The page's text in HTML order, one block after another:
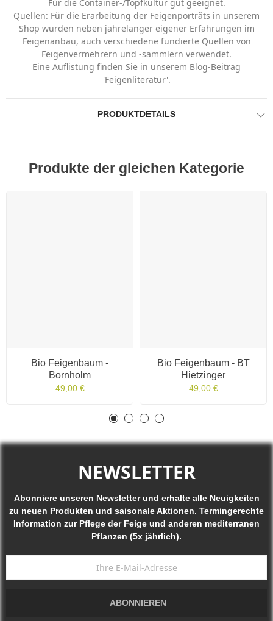
Für die Container-/Topfkultur gut geeignet.
Quellen: Für die Erarbeitung der Feigenporträts in unserem
Shop wurden neben jahrelanger eigener Erfahrungen im
Feigenanbau, auch verschiedene fundierte Quellen von
Feigenvermehrern und -sammlern verwendet.
Eine Auflistung finden Sie in unserem Blog-Beitrag
'Feigenliteratur'.
PRODUKTDETAILS
Produkte der gleichen Kategorie
Bio Feigenbaum -
Bornholm
49,00 €
Bio Feigenbaum - BT
Hietzinger
49,00 €
NEWSLETTER
Abonniere unseren Newsletter und erhalte alle Neuigkeiten
zu neuen Produkten und saisonale Aktionen. Termingerechte
Information zur Pflege der Feige und anderen mediterranen
Pflanzen (5x jährlich).
ABONNIEREN